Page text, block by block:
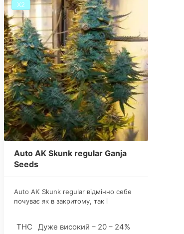
Х2
Auto AK Skunk regular Ganja
Seeds
Auto AK Skunk regular відмінно себе
почуває як в закритому, так і
Сорт більш врожайний в аутдорі.
THC Дуже високий – 20 – 24%